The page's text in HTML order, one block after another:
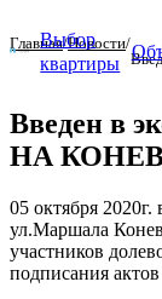
Выбор
квартиры
Главная/Новости/
Введен в
НА
05 октября
ул.Маршала
участников
подписания